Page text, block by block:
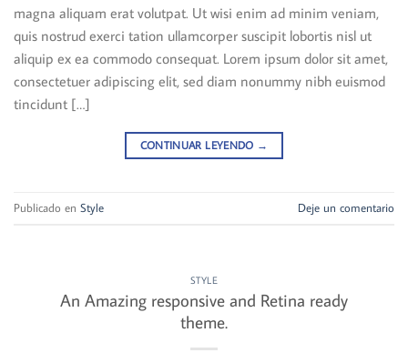
magna aliquam erat volutpat. Ut wisi enim ad minim veniam,
quis nostrud exerci tation ullamcorper suscipit lobortis nisl ut
aliquip ex ea commodo consequat. Lorem ipsum dolor sit amet,
consectetuer adipiscing elit, sed diam nonummy nibh euismod
tincidunt […]
CONTINUAR LEYENDO →
Publicado en Style Deje un comentario
STYLE
An Amazing responsive and Retina ready
theme.